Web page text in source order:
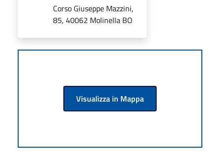
Corso Giuseppe Mazzini,
85, 40062 Molinella BO
Visualizza in Mappa